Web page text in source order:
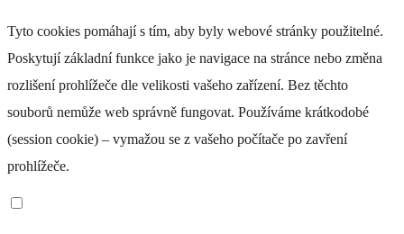
Tyto cookies pomáhají s tím, aby byly webové stránky použitelné.
Poskytují základní funkce jako je navigace na stránce nebo změna
rozlišení prohlížeče dle velikosti vašeho zařízení. Bez těchto
souborů nemůže web správně fungovat. Používáme krátkodobé
(session cookie) – vymažou se z vašeho počítače po zavření
prohlížeče.